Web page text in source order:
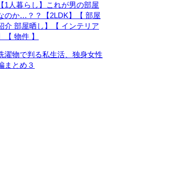
【1人暮らし】これが男の部屋
のか…？？【2LDK】【 部屋
介 部屋晒し】【 インテリア
【 物件 】
濯物で判る私生活、独身女性
まとめ３